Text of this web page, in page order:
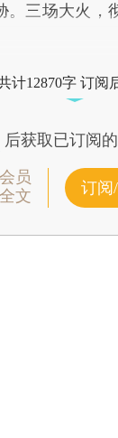
。三场大火
计12870字 订阅
后获取已订阅
员
文
订阅